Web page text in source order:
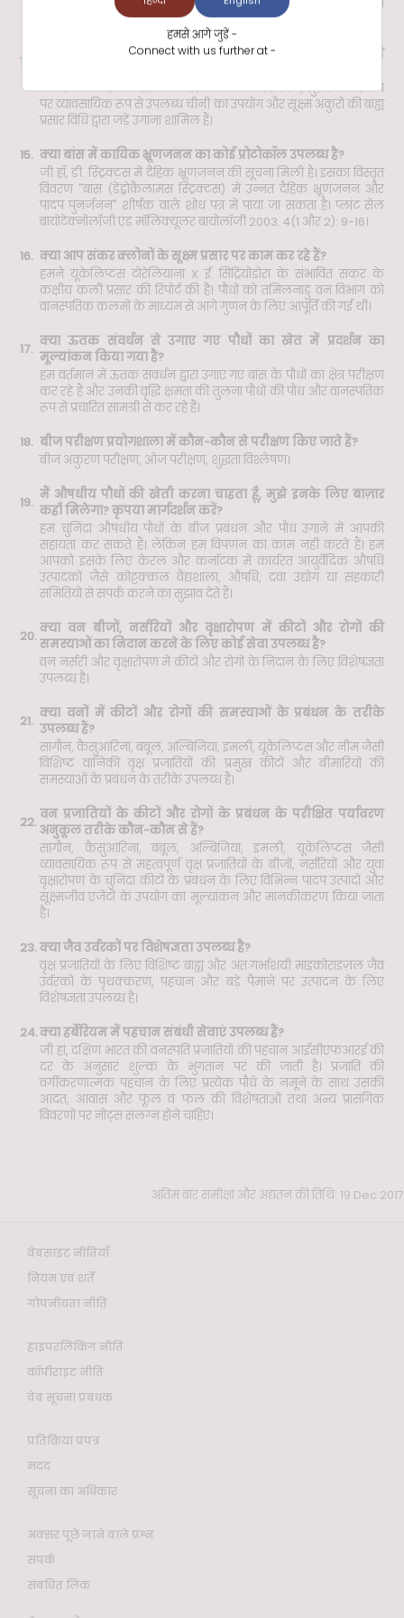
लिया है, जबकि अन्य बांस प्रजातियों जैसे बम्बूसा नूतन और डेंड्रोकैलामस
गिगेंटस के लिए प्रोटोकॉल वर्तमान में विकसित किए जा रहे हैं।
14.
बांस के इन विट्रो गुणन के लिए लागत कम करने की कौन-कौन सी
लागत कम करने के तरीकों में तरल माध्यम का उपयोग, सुक्रोज के स्थान
पर व्यावसायिक रूप से उपलब्ध चीनी का उपयोग और सूक्ष्म अंकुरों की बाह्य
प्रसार विधि द्वारा जड़ें उगाना शामिल हैं।
15. क्या बांस में कायिक भ्रूणजनन का कोई प्रोटोकॉल उपलब्ध है?
जी हाँ, डी. स्ट्रिक्टस में दैहिक भ्रूणजनन की सूचना मिली है। इसका विस्तृत
विवरण "बांस (डेंड्रोकैलामस स्ट्रिक्टस) में उन्नत दैहिक भ्रूणजनन और
पादप पुनर्जनन" शीर्षक वाले शोध पत्र में पाया जा सकता है। प्लांट सेल
बायोटेक्नोलॉजी एंड मॉलिक्यूलर बायोलॉजी 2003. 4(1 और 2): 9-16।
16. क्या आप संकर क्लोनों के सूक्ष्म प्रसार पर काम कर रहे हैं?
हमने यूकेलिप्टस टोरेलियाना X ई. सिट्रियोडोरा के संभावित संकर के
कक्षीय कली प्रसार की रिपोर्ट की है। पौधों को तमिलनाडु वन विभाग को
वानस्पतिक कलमों के माध्यम से आगे गुणन के लिए आपूर्ति की गई थी।
17.
क्या ऊतक संवर्धन से उगाए गए पौधों का खेत में प्रदर्शन का
मूल्यांकन किया गया है?
हम वर्तमान में ऊतक संवर्धन द्वारा उगाए गए बांस के पौधों का क्षेत्र परीक्षण
कर रहे हैं और उनकी वृद्धि क्षमता की तुलना पौधों की पौध और वानस्पतिक
रूप से प्रचारित सामग्री से कर रहे हैं।
18. बीज परीक्षण प्रयोगशाला में कौन-कौन से परीक्षण किए जाते हैं?
बीज अंकुरण परीक्षण, ओज परीक्षण, शुद्धता विश्लेषण।
19.
मैं औषधीय पौधों की खेती करना चाहता हूँ, मुझे इनके लिए बाज़ार
कहाँ मिलेगा? कृपया मार्गदर्शन करें?
हम चुनिंदा औषधीय पौधों के बीज प्रबंधन और पौध उगाने में आपकी
सहायता कर सकते हैं। लेकिन हम विपणन का काम नहीं करते हैं। हम
आपको इसके लिए केरल और कर्नाटक में कार्यरत आयुर्वेदिक औषधि
उत्पादकों जैसे कोट्टक्कल वैद्यशाला, औषधि, दवा उद्योग या सहकारी
समितियों से संपर्क करने का सुझाव देते हैं।
20.
क्या वन बीजों, नर्सरियों और वृक्षारोपण में कीटों और रोगों की
समस्याओं का निदान करने के लिए कोई सेवा उपलब्ध है?
वन नर्सरी और वृक्षारोपण में कीटों और रोगों के निदान के लिए विशेषज्ञता
उपलब्ध है।
21.
क्या वनों में कीटों और रोगों की समस्याओं के प्रबंधन के तरीके
उपलब्ध हैं?
सागौन, कैसुआरिना, बबूल, अल्बिजिया, इमली, यूकेलिप्टस और नीम जैसी
विशिष्ट वानिकी वृक्ष प्रजातियों की प्रमुख कीटों और बीमारियों की
समस्याओं के प्रबंधन के तरीके उपलब्ध हैं।
22.
वन प्रजातियों के कीटों और रोगों के प्रबंधन के परीक्षित पर्यावरण
अनुकूल तरीके कौन-कौन से हैं?
सागौन, कैसुआरिना, बबूल, अल्बिजिया, इमली, यूकेलिप्टस जैसी
व्यावसायिक रूप से महत्वपूर्ण वृक्ष प्रजातियों के बीजों, नर्सरियों और युवा
वृक्षारोपण के चुनिंदा कीटों के प्रबंधन के लिए विभिन्न पादप उत्पादों और
सूक्ष्मजीव एजेंटों के उपयोग का मूल्यांकन और मानकीकरण किया जाता
है।
23.क्या जैव उर्वरकों पर विशेषज्ञता उपलब्ध है?
वृक्ष प्रजातियों के लिए विशिष्ट बाह्य और अंतःगर्भाशयी माइकोराइज़ल जैव
उर्वरकों के पृथक्करण, पहचान और बड़े पैमाने पर उत्पादन के लिए
विशेषज्ञता उपलब्ध है।
24.क्या हर्बेरियम में पहचान संबंधी सेवाएं उपलब्ध हैं?
जी हां, दक्षिण भारत की वनस्पति प्रजातियों की पहचान आईसीएफआरई की
दर के अनुसार शुल्क के भुगतान पर की जाती है। प्रजाति की
वर्गीकरणात्मक पहचान के लिए प्रत्येक पौधे के नमूने के साथ उसकी
आदत, आवास और फूल व फल की विशेषताओं तथा अन्य प्रासंगिक
विवरणों पर नोट्स संलग्न होने चाहिए।
अंतिम बार समीक्षा और अद्यतन की तिथि: 19 Dec 2017
वेबसाइट नीतियाँ
नियम एवं शर्तें
गोपनीयता नीति
हाइपरलिंकिंग नीति
कॉपीराइट नीति
वेब सूचना प्रबंधक
प्रतिक्रिया प्रपत्र
मदद
सूचना का अधिकार
अक्सर पूछे जाने वाले प्रश्न
संपर्क
संबंधित लिंक
हमसे आगे जुड़ें -
Connect with us further at -